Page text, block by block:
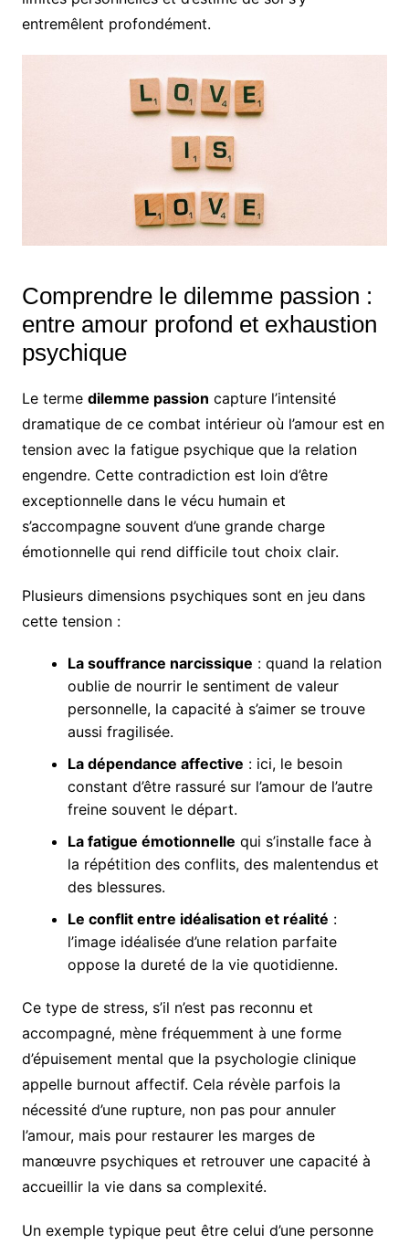
entremêlent profondément.
Comprendre le dilemme passion :
entre amour profond et exhaustion
psychique
Le terme dilemme passion capture l’intensité
dramatique de ce combat intérieur où l’amour est en
tension avec la fatigue psychique que la relation
engendre. Cette contradiction est loin d’être
exceptionnelle dans le vécu humain et
s’accompagne souvent d’une grande charge
émotionnelle qui rend difficile tout choix clair.
Plusieurs dimensions psychiques sont en jeu dans
cette tension :
La souffrance narcissique : quand la relation
oublie de nourrir le sentiment de valeur
personnelle, la capacité à s’aimer se trouve
aussi fragilisée.
La dépendance affective : ici, le besoin
constant d’être rassuré sur l’amour de l’autre
freine souvent le départ.
La fatigue émotionnelle qui s’installe face à
la répétition des conflits, des malentendus et
des blessures.
Le conflit entre idéalisation et réalité :
l’image idéalisée d’une relation parfaite
oppose la dureté de la vie quotidienne.
Ce type de stress, s’il n’est pas reconnu et
accompagné, mène fréquemment à une forme
d’épuisement mental que la psychologie clinique
appelle burnout affectif. Cela révèle parfois la
nécessité d’une rupture, non pas pour annuler
l’amour, mais pour restaurer les marges de
manœuvre psychiques et retrouver une capacité à
accueillir la vie dans sa complexité.
Un exemple typique peut être celui d’une personne